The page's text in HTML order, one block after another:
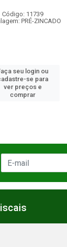
Código: 11740
PRÉ-ZINCADO
seu login ou
se para
ver preços e
comprar